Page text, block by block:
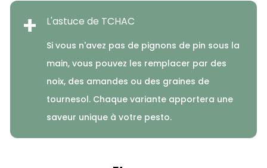
+ L'astuce de TCHAC
Si vous n'avez pas de pignons de pin sous la
main, vous pouvez les remplacer par des
noix, des amandes ou des graines de
tournesol. Chaque variante apportera une
saveur unique à votre pesto.